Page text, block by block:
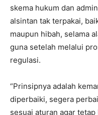
skema hukum dan
alsintan tak terpakai,
maupun hibah, selama
guna setelah melalui
regulasi.
“Prinsipnya adalah
diperbaiki, segera
sesuai aturan agar tetap